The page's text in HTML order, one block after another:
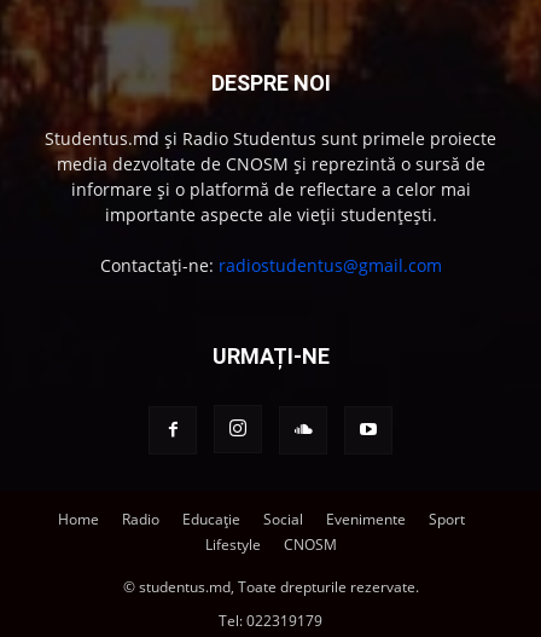
DESPRE NOI
Studentus.md și Radio Studentus sunt primele proiecte
media dezvoltate de CNOSM și reprezintă o sursă de
informare și o platformă de reflectare a celor mai
importante aspecte ale vieții studențești.
Contactați-ne: radiostudentus@gmail.com
URMAȚI-NE
Home Radio Educație Social Evenimente
Sport
Lifestyle
CNOSM
© studentus.md, Toate drepturile rezervate.
Tel:022319179